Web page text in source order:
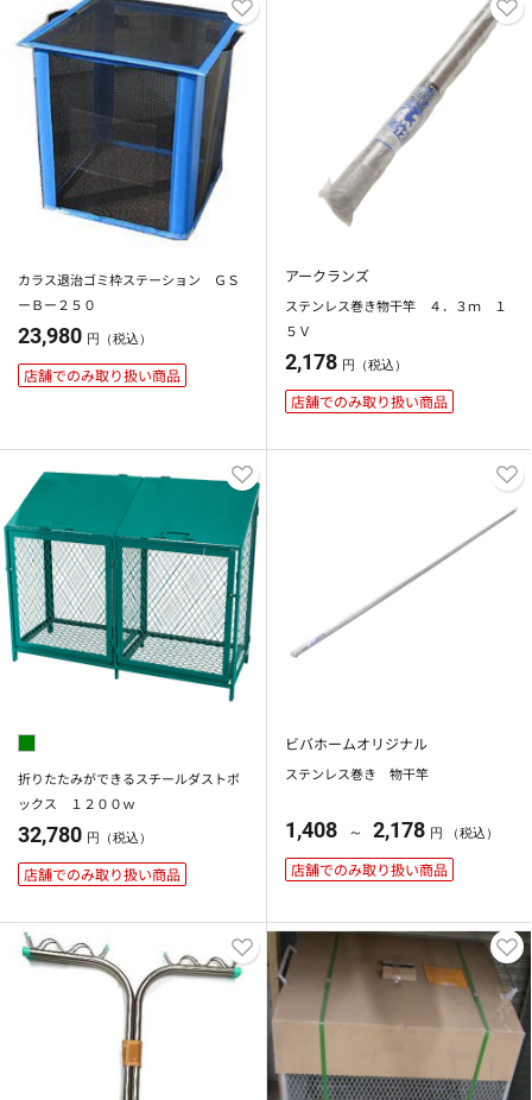
カラス退治ゴミ枠ステーション ＧＳ
ーＢー２５０
23,980 円（税込）
店舗でのみ取り扱い商品
アークランズ
ステンレス巻き物干竿 ４．３ｍ １
５Ｖ
2,178 円（税込）
店舗でのみ取り扱い商品
折りたたみができるスチールダストボ
ックス １２００ｗ
32,780 円（税込）
店舗でのみ取り扱い商品
ビバホームオリジナル
ステンレス巻き 物干竿
1,408 ～ 2,178 円 （税込）
店舗でのみ取り扱い商品